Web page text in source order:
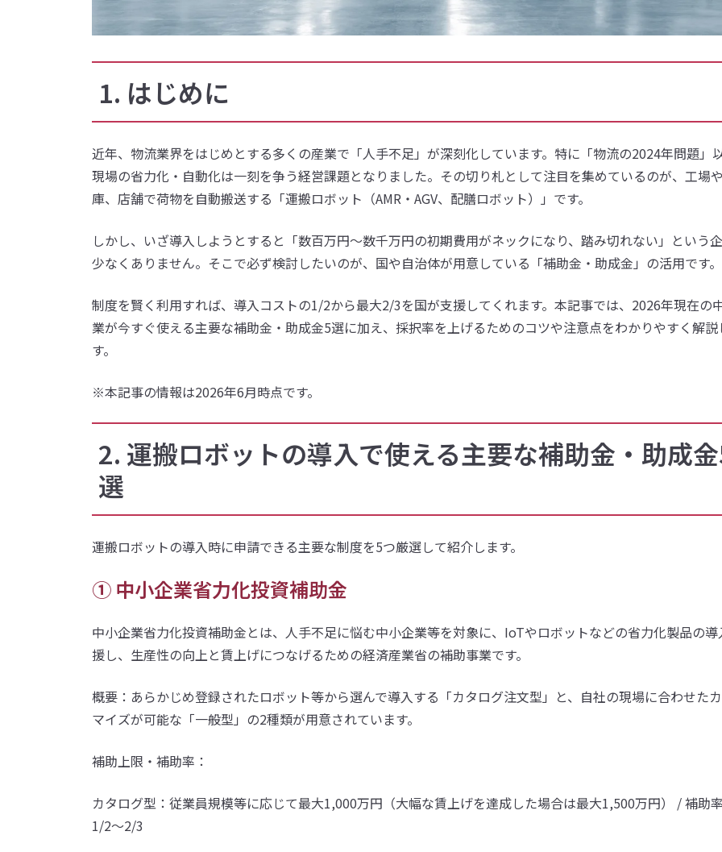
1. はじめに
近年、物流業界をはじめとする多くの産業で「人手不足」が深刻化しています。特に「物流の2024年問題」以
現場の省力化・自動化は一刻を争う経営課題となりました。その切り札として注目を集めているのが、工場
庫、店舗で荷物を自動搬送する「運搬ロボット（AMR・AGV、配膳ロボット）」です。
しかし、いざ導入しようとすると「数百万円〜数千万円の初期費用がネックになり、踏み切れない」という
少なくありません。そこで必ず検討したいのが、国や自治体が用意している「補助金・助成金」の活用です。
制度を賢く利用すれば、導入コストの1/2から最大2/3を国が支援してくれます。本記事では、2026年現在の
業が今すぐ使える主要な補助金・助成金5選に加え、採択率を上げるためのコツや注意点をわかりやすく解説
す。
※本記事の情報は2026年6月時点です。
2. 運搬ロボットの導入で使える主要な補助金・助成
選
運搬ロボットの導入時に申請できる主要な制度を5つ厳選して紹介します。
① 中小企業省力化投資補助金
中小企業省力化投資補助金とは、人手不足に悩む中小企業等を対象に、IoTやロボットなどの省力化製品の導
援し、生産性の向上と賃上げにつなげるための経済産業省の補助事業です。
概要：あらかじめ登録されたロボット等から選んで導入する「カタログ注文型」と、自社の現場に合わせた
マイズが可能な「一般型」の2種類が用意されています。
補助上限・補助率：
カタログ型：従業員規模等に応じて最大1,000万円（大幅な賃上げを達成した場合は最大1,500万円） / 補助率
1/2〜2/3